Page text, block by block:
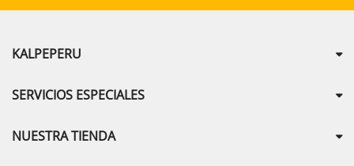
KALPEPERU
SERVICIOS ESPECIALES
NUESTRA TIENDA